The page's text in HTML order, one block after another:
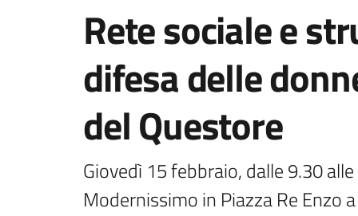
Rete sociale e
difesa delle
del Questore
Giovedì 15 febbraio, dalle 9.30
Modernissimo in Piazza Re Enzo